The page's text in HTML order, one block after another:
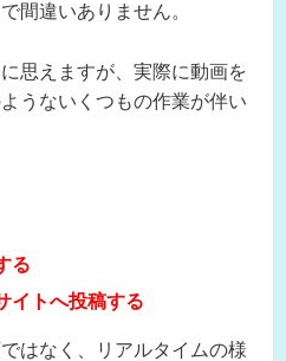
間違いありません。
思えますが、実際に動画を
うないくつもの作業が伴い
る
イトへ投稿する
はなく、リアルタイムの様